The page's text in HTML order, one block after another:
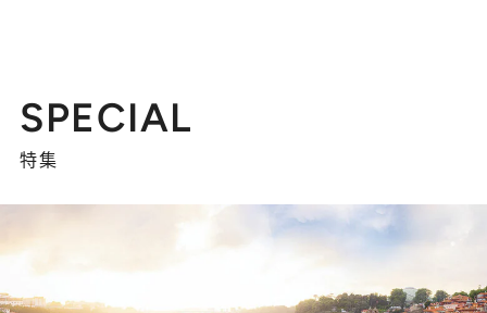
SPECIAL
特集